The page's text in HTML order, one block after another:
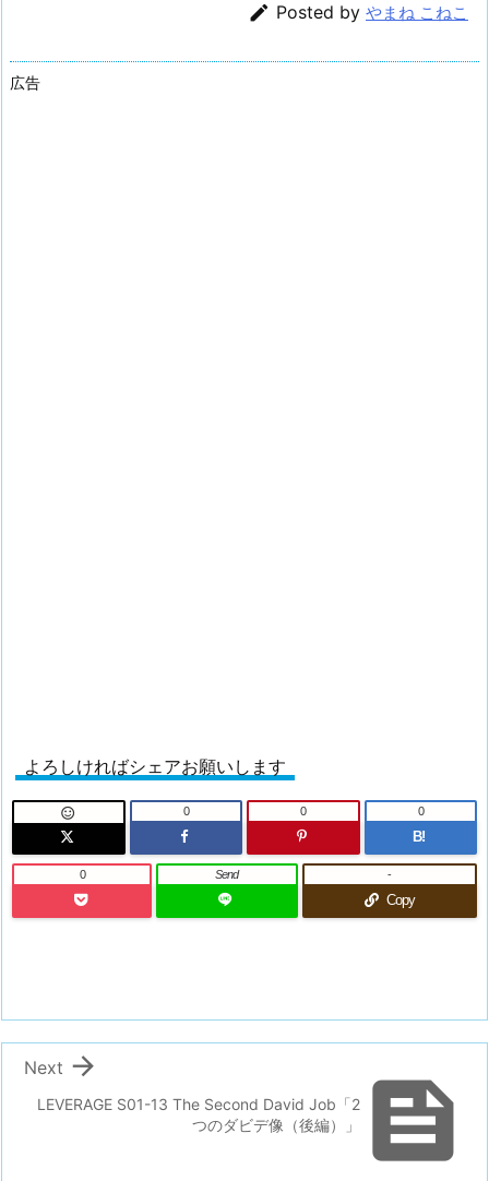
 Posted by やまね こねこ
広告
よろしければシェアお願いします
 0 0
B!
0
0 Send
Copy
-

LEVERAGE S01-13 The Second David Job「2
つのダビデ像（後編）」

Next